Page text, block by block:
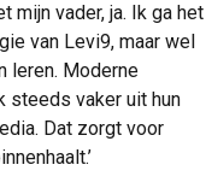
mijn vader, ja. Ik ga het
van Levi9, maar wel
leren. Moderne
steeds vaker uit hun
Dat zorgt voor